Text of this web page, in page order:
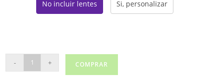
No incluir lentes Si, personalizar
TOMMY
JEANS
- + COMPRAR